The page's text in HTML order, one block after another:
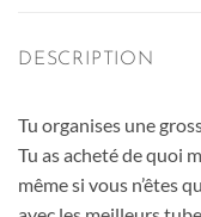
DESCRIPTION
Tu organises une
Tu as acheté de quoi
même si vous n’êtes